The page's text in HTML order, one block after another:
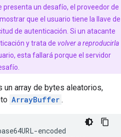
presenta un desafío, el proveedor de
que el usuario tiene la llave de
de autenticación. Si un atacante
y trata de volver a reproducirla
esta fallará porque el servidor
un array de bytes aleatorios,
ArrayBuffer .
encoded